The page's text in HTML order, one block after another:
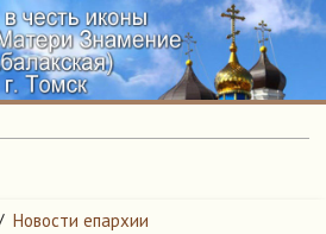
Новости епархии